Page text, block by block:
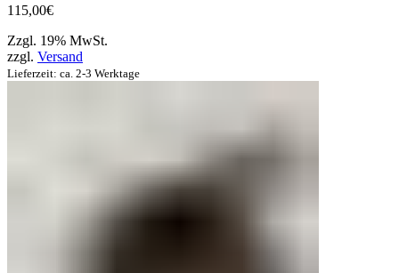
115,00€
Zzgl. 19% MwSt.
zzgl. Versand
Lieferzeit: ca. 2-3 Werktage